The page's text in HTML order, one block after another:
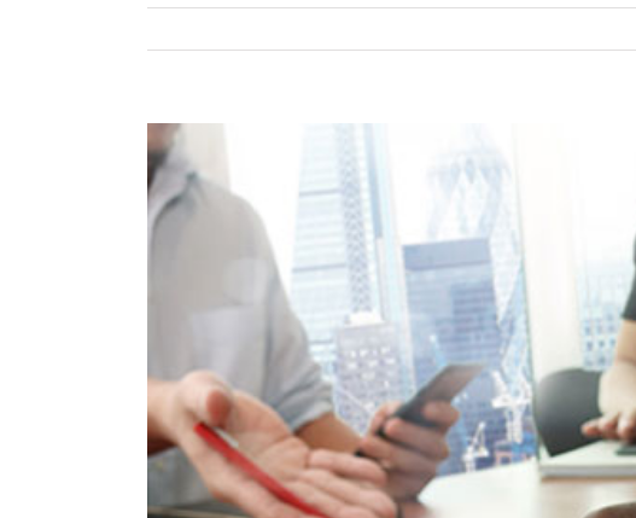
View
Larger
Image